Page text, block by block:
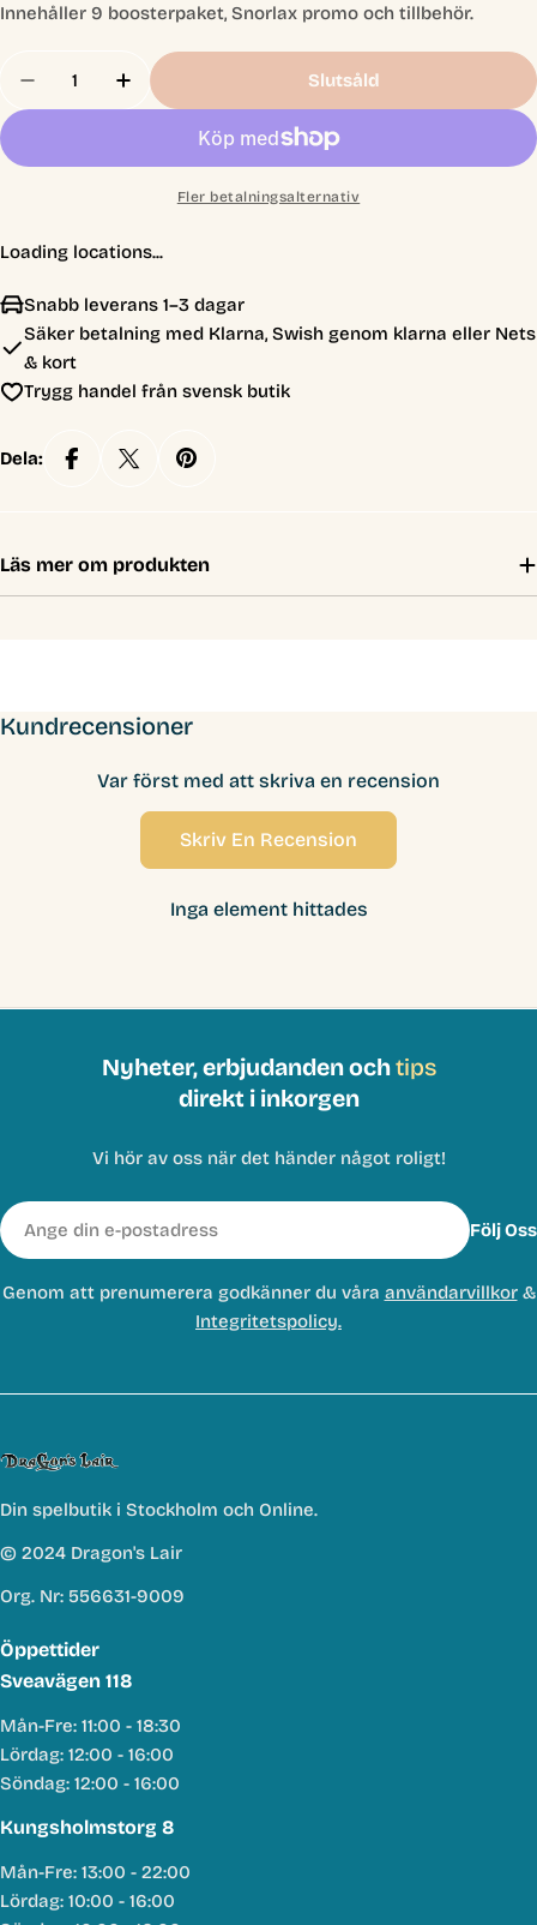
Innehåller 9 boosterpaket, Snorlax promo och tillbehör.
Minska Antal För Pokémon TCG: Scarlet &amp;
Öka Antal För Pokémon TCG: Scarlet
Slutsåld
Fler betalningsalternativ
Loading locations...
Snabb leverans 1–3 dagar
Säker betalning med Klarna, Swish genom klarna eller Nets
& kort
Trygg handel från svensk butik
Dela:
Läs mer om produkten
Kundrecensioner
Var först med att skriva en recension
Skriv En Recension
Inga element hittades
Nyheter, erbjudanden ochtips
direkt i inkorgen
Vi hör av oss när det händer något roligt!
E-
post
Följ Oss
Genom att prenumerera godkänner du våra användarvillkor&
Integritetspolicy.
Din spelbutik i Stockholm och Online.
© 2024 Dragon's Lair
Org. Nr: 556631-9009
Öppettider
Sveavägen 118
Mån-Fre: 11:00 - 18:30
Lördag: 12:00 - 16:00
Söndag: 12:00 - 16:00
Kungsholmstorg 8
Mån-Fre: 13:00 - 22:00
Lördag: 10:00 - 16:00